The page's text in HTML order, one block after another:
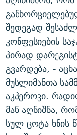
შედეგად
კონფესიების
პირად
გვარდება, -
მუსლიმანთა
აკპეროვი.
მან აღნიშნა,
სულ ცოტა ხნის